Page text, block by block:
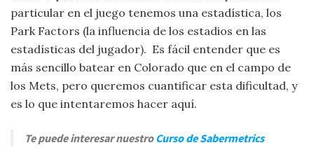
particular en el juego tenemos una estadística, los
Park Factors (la influencia de los estadios en las
estadísticas del jugador). Es fácil entender que es
más sencillo batear en Colorado que en el campo de
los Mets, pero queremos cuantificar esta dificultad, y
es lo que intentaremos hacer aquí.
Te puede interesar nuestroCurso de Sabermetrics